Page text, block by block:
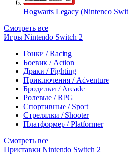
Hogwarts Legacy (Nintendo
Смотреть все
Игры Nintendo Switch 2
Гонки / Racing
Боевик / Action
Драки / Fighting
Приключения / Adventure
Бродилки / Arcade
Ролевые / RPG
Спортивные / Sport
Стрелялки / Shooter
Платформер / Platformer
Смотреть все
Приставки Nintendo Switch 2